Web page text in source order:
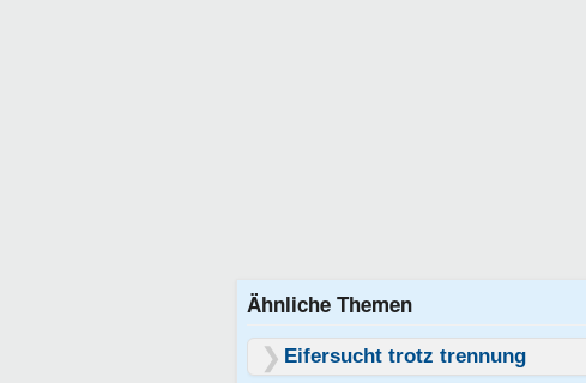
Ähnliche Themen
Eifersucht trotz trennung